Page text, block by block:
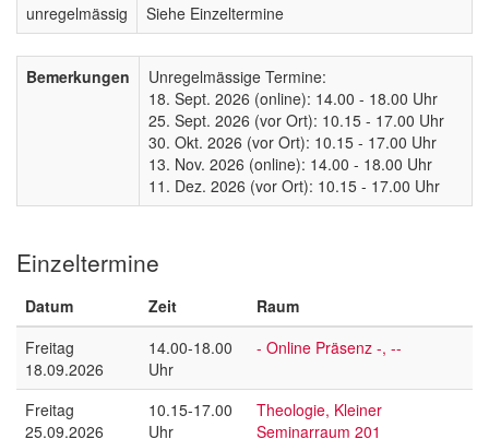
unregelmässig
Siehe Einzeltermine
Bemerkungen
Unregelmässige Termine:
18. Sept. 2026 (online): 14.00 - 18.00 Uhr
25. Sept. 2026 (vor Ort): 10.15 - 17.00 Uhr
30. Okt. 2026 (vor Ort): 10.15 - 17.00 Uhr
13. Nov. 2026 (online): 14.00 - 18.00 Uhr
11. Dez. 2026 (vor Ort): 10.15 - 17.00 Uhr
Einzeltermine
Datum Zeit
Raum
Freitag
18.09.2026
14.00-18.00
Uhr
- Online Präsenz -, --
Freitag
25.09.2026
10.15-17.00
Uhr
Theologie, Kleiner
Seminarraum 201